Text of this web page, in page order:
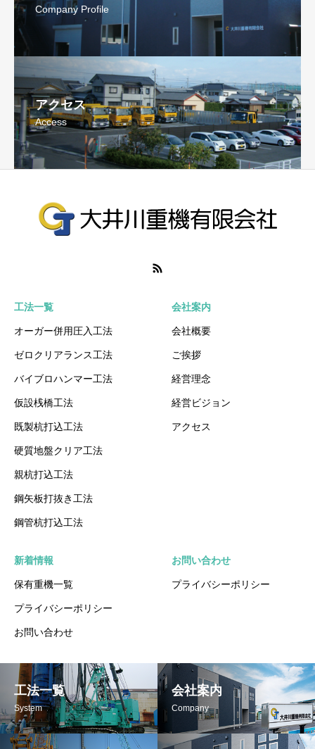
Company Profile
アクセス
Access
工法一覧
オーガー併用圧入工法
ゼロクリアランス工法
バイブロハンマー工法
仮設桟橋工法
既製杭打込工法
硬質地盤クリア工法
親杭打込工法
鋼矢板打抜き工法
鋼管杭打込工法
会社案内
会社概要
ご挨拶
経営理念
経営ビジョン
アクセス
新着情報
保有重機一覧
プライバシーポリシー
お問い合わせ
お問い合わせ
プライバシーポリシー
工法一覧
System
会社案内
Company